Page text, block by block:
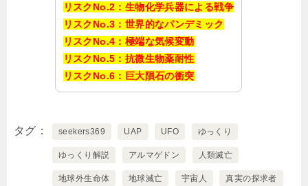
リスクNo.2：生物化学兵器による戦争
リスクNo.3：世界的なパンデミック
リスクNo.4：極端な気候変動
リスクNo.5：抗微生物薬耐性
リスクNo.6：巨大隕石の衝突
タグ seekers369 UAP UFO ゆっくり
ゆっくり解説 アルマゲドン 人類滅亡
地球外生命体 地球滅亡 宇宙人 真実の探求者